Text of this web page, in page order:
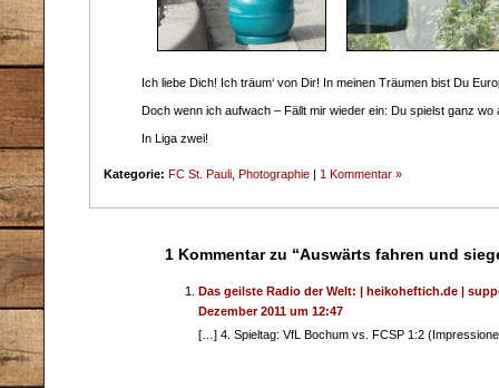
Ich liebe Dich! Ich träum‘ von Dir! In meinen Träumen bist Du
Doch wenn ich aufwach – Fällt mir wieder ein: Du spielst ganz
In Liga zwei!
Kategorie: FC St. Pauli Photographie | 1 Kommentar »
1 Kommentar zu “Auswärts fahren und
Das geilste Radio der Welt: | heikoheftich.de |
Dezember 2011 um 12:47
[…] 4. Spieltag: VfL Bochum vs. FCSP 1:2